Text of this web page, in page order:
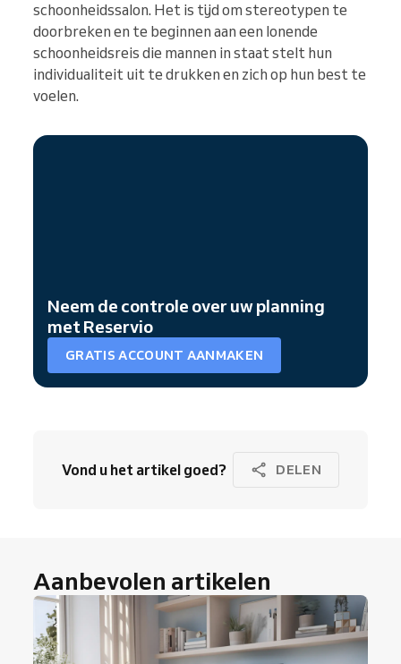
schoonheidssalon. Het is tijd om stereotypen te
doorbreken en te beginnen aan een lonende
schoonheidsreis die mannen in staat stelt hun
individualiteit uit te drukken en zich op hun best te
voelen.
Neem de controle over uw planning
met Reservio
GRATIS ACCOUNT AANMAKEN
Vond u het artikel goed? DELEN
Aanbevolen artikelen